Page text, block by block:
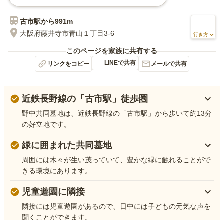
古市駅から991m
大阪府藤井寺市青山１丁目3-6
行き方
このページを家族に共有する
リンクをコピー LINEで共有 メールで共有
近鉄長野線の「古市駅」徒歩圏
野中共同墓地は、近鉄長野線の「古市駅」から歩いて約13分
の好立地です。
緑に囲まれた共同墓地
周囲には木々が生い茂っていて、豊かな緑に触れることがで
きる環境にあります。
児童遊園に隣接
隣接には児童遊園があるので、日中には子どもの元気な声を
聞くことができます。